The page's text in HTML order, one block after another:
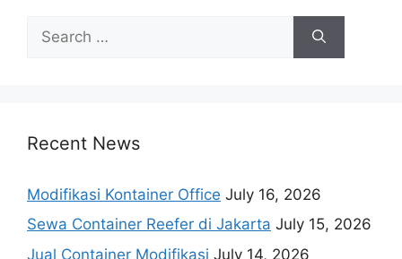
for:
Recent News
Modifikasi Kontainer Office July 16, 2026
Sewa Container Reefer di Jakarta July 15, 2026
Jual Container Modifikasi July 14, 2026